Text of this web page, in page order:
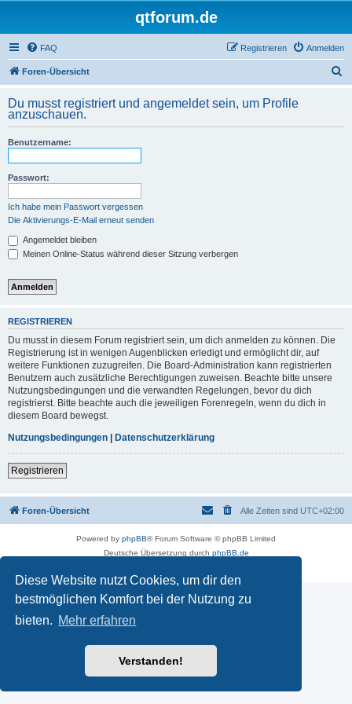
Diese Website nutzt Cookies, um dir den
bestmöglichen Komfort bei der Nutzung zu
bieten. Mehr erfahren
Verstanden!
qtforum.de
FAQ Anmelden
Registrieren
Foren-Übersicht
h
Du musst registriert und angemeldet sein, um Profile
anzuschauen.
Benutzername:
Passwort:
Ich habe mein Passwort vergessen
Die Aktivierungs-E-Mail erneut senden
Angemeldet bleiben
Meinen Online-Status während dieser Sitzung verbergen
REGISTRIEREN
Du musst in diesem Forum registriert sein, um dich anmelden zu können. Die
Registrierung ist in wenigen Augenblicken erledigt und ermöglicht dir, auf
weitere Funktionen zuzugreifen. Die Board-Administration kann registrierten
Benutzern auch zusätzliche Berechtigungen zuweisen. Beachte bitte unsere
Nutzungsbedingungen und die verwandten Regelungen, bevor du dich
registrierst. Bitte beachte auch die jeweiligen Forenregeln, wenn du dich in
diesem Board bewegst.
Nutzungsbedingungen | Datenschutzerklärung
Registrieren
Foren-Übersicht Alle Zeiten sind UTC+02:00
Powered by phpBB® Forum Software © phpBB Limited
Deutsche Übersetzung durch phpBB.de